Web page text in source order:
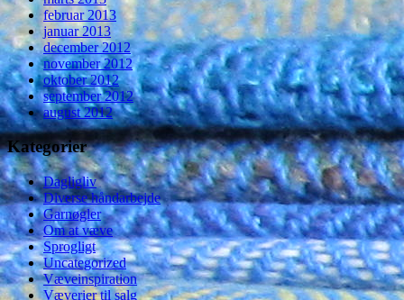
februar 2013
januar 2013
december 2012
november 2012
oktober 2012
september 2012
august 2012
Kategorier
Dagligliv
Diverse håndarbejde
Garnøgler
Om at væve
Sprogligt
Uncategorized
Væveinspiration
Væverier til salg